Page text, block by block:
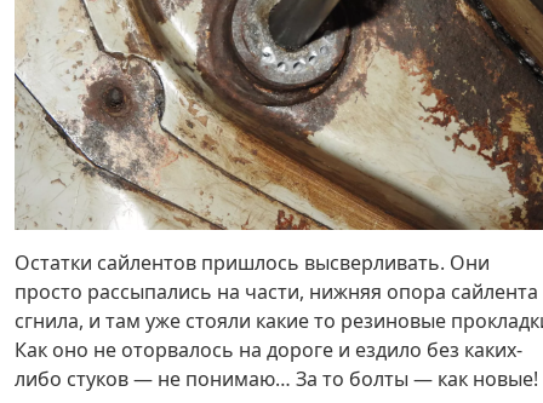
Остатки сайлентов пришлось высверливать. Они
просто рассыпались на части, нижняя опора сайлента
сгнила, и там уже стояли какие то резиновые
Как оно не оторвалось на дороге и ездило без каких-
либо стуков — не понимаю… За то болты — как новые!